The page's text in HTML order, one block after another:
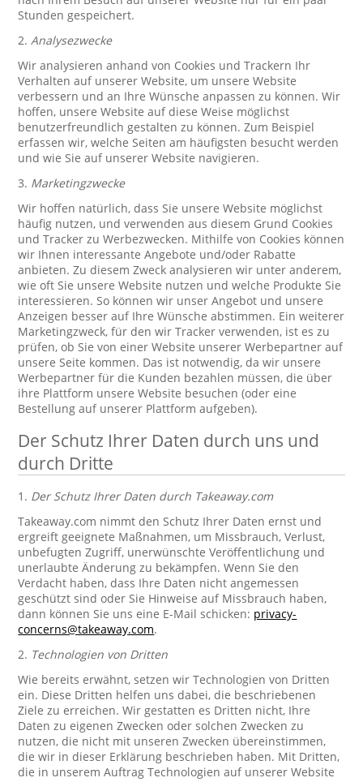
Stunden gespeichert.
2.Analysezwecke
Wir analysieren anhand von Cookies und Trackern Ihr
Verhalten auf unserer Website, um unsere Website
verbessern und an Ihre Wünsche anpassen zu können. Wir
hoffen, unsere Website auf diese Weise möglichst
benutzerfreundlich gestalten zu können. Zum Beispiel
erfassen wir, welche Seiten am häufigsten besucht werden
und wie Sie auf unserer Website navigieren.
3. Marketingzwecke
Wir hoffen natürlich, dass Sie unsere Website möglichst
häufig nutzen, und verwenden aus diesem Grund Cookies
und Tracker zu Werbezwecken. Mithilfe von Cookies können
wir Ihnen interessante Angebote und/oder Rabatte
anbieten. Zu diesem Zweck analysieren wir unter anderem,
wie oft Sie unsere Website nutzen und welche Produkte Sie
interessieren. So können wir unser Angebot und unsere
Anzeigen besser auf Ihre Wünsche abstimmen. Ein weiterer
Marketingzweck, für den wir Tracker verwenden, ist es zu
prüfen, ob Sie von einer Website unserer Werbepartner auf
unsere Seite kommen. Das ist notwendig, da wir unsere
Werbepartner für die Kunden bezahlen müssen, die über
ihre Plattform unsere Website besuchen (oder eine
Bestellung auf unserer Plattform aufgeben).
Der Schutz Ihrer Daten durch uns und
durch Dritte
1. Der Schutz Ihrer Daten durch Takeaway.com
Takeaway.com nimmt den Schutz Ihrer Daten ernst und
ergreift geeignete Maßnahmen, um Missbrauch, Verlust,
unbefugten Zugriff, unerwünschte Veröffentlichung und
unerlaubte Änderung zu bekämpfen. Wenn Sie den
Verdacht haben, dass Ihre Daten nicht angemessen
geschützt sind oder Sie Hinweise auf Missbrauch haben,
dann können Sie uns eine E-Mail schicken: privacy-
concerns@takeaway.com.
2. Technologien von Dritten
Wie bereits erwähnt, setzen wir Technologien von Dritten
ein. Diese Dritten helfen uns dabei, die beschriebenen
Ziele zu erreichen. Wir gestatten es Dritten nicht, Ihre
Daten zu eigenen Zwecken oder solchen Zwecken zu
nutzen, die nicht mit unseren Zwecken übereinstimmen,
die wir in dieser Erklärung beschrieben haben. Mit Dritten,
die in unserem Auftrag Technologien auf unserer Website